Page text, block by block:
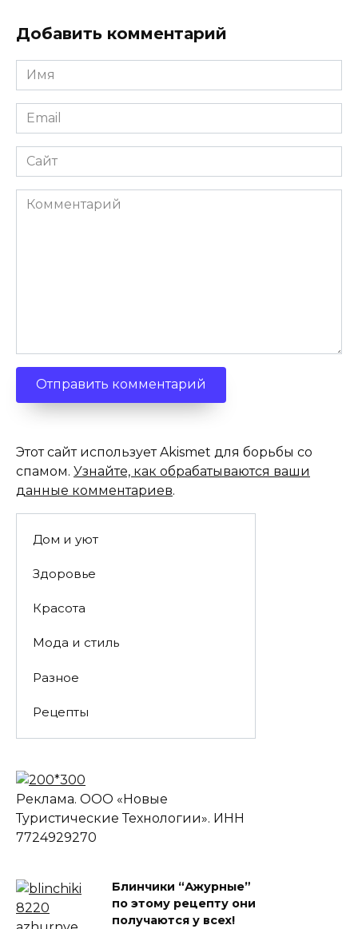
Добавить комментарий
Имя
*
Email
*
Сайт
Комментарий
Этот сайт использует Akismet для борьбы со
спамом. Узнайте, как обрабатываются ваши
данные комментариев.
Дом и уют
Здоровье
Красота
Мода и стиль
Разное
Рецепты
Реклама. ООО «Новые
Туристические Технологии». ИНН
7724929270
Блинчики “Ажурные”
по этому рецепту они
получаются у всех!